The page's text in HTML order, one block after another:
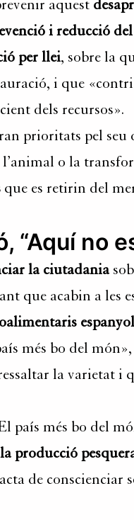
aquest
i reducció
per llei, sobre la
i que
dels recursos».
prioritats pel seu
l’animal o la
que es retirin del
“Aquí no
la ciutadania
que acabin a les
més bo del
la varietat i
país més bo del
producció
de conscienciar